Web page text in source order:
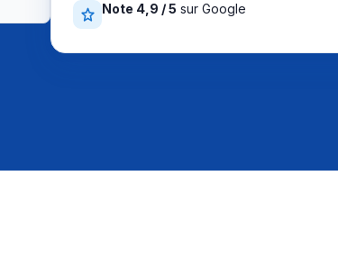
Note 4,9 / 5 sur Google